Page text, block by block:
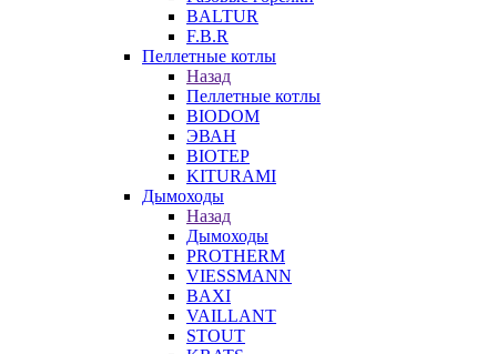
BALTUR
F.B.R
Пеллетные котлы
Назад
Пеллетные котлы
BIODOM
ЭВАН
BIOTEP
KITURAMI
Дымоходы
Назад
Дымоходы
PROTHERM
VIESSMANN
BAXI
VAILLANT
STOUT